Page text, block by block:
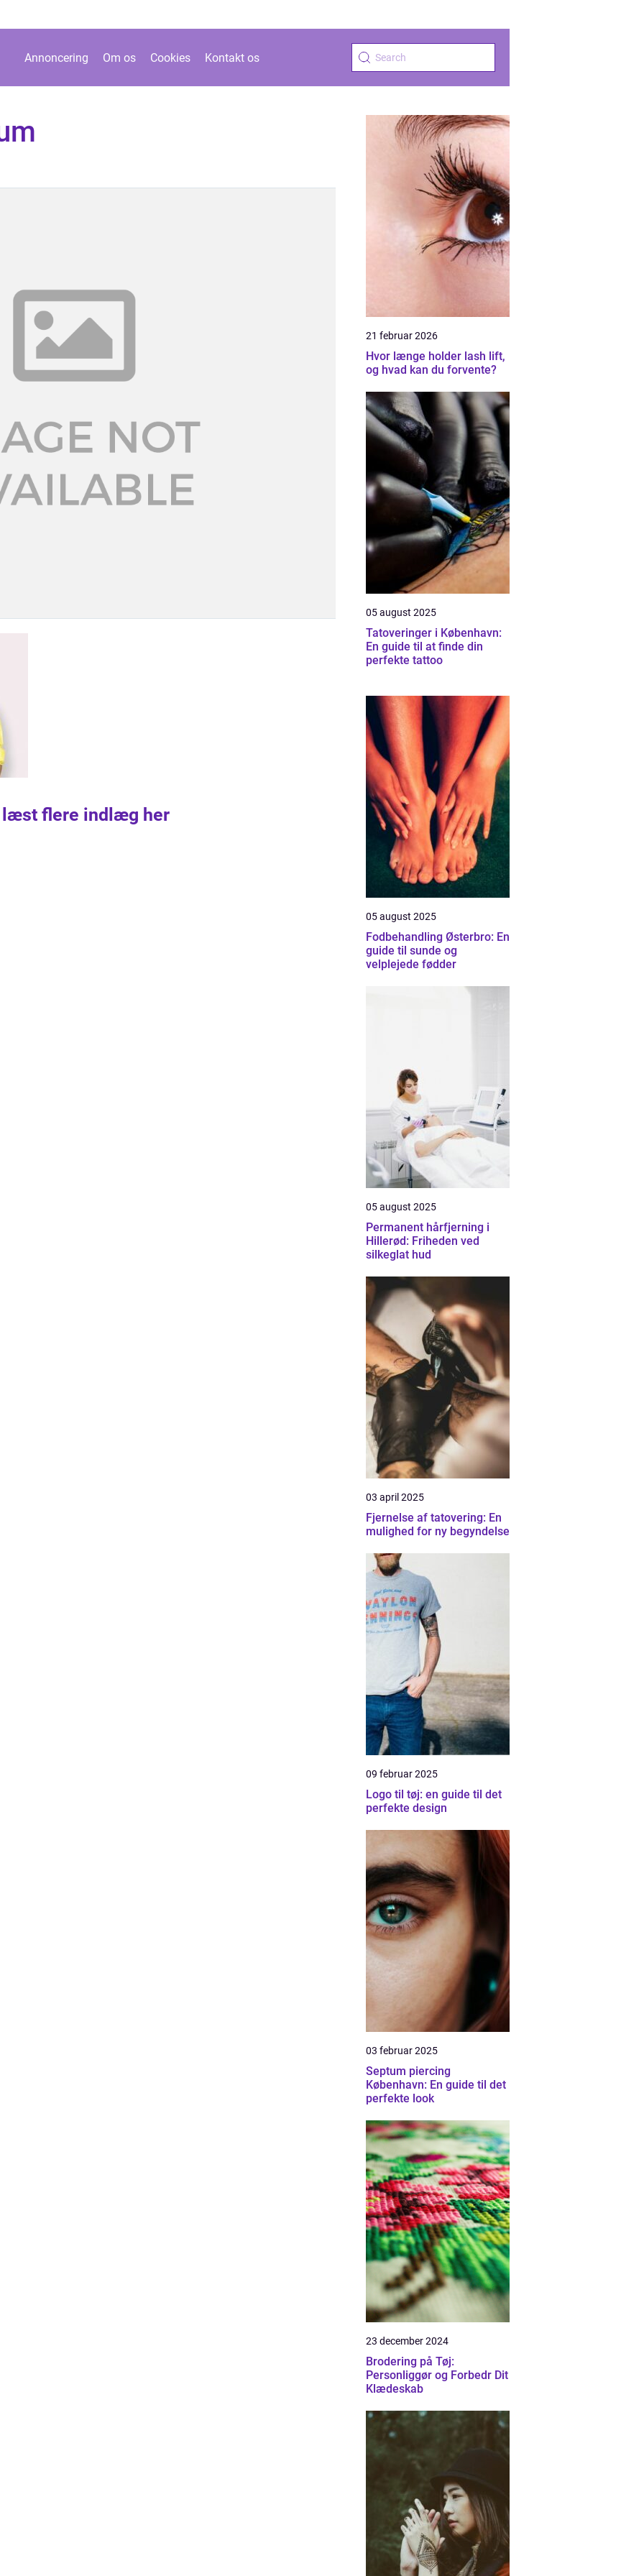
Annoncering Om os Cookies Kontakt os
læst flere indlæg her
21 februar 2026
Hvor længe holder lash lift,
og hvad kan du forvente?
05 august 2025
Tatoveringer i København:
En guide til at finde din
perfekte tattoo
05 august 2025
Fodbehandling Østerbro: En
guide til sunde og
velplejede fødder
05 august 2025
Permanent hårfjerning i
Hillerød: Friheden ved
silkeglat hud
03 april 2025
Fjernelse af tatovering: En
mulighed for ny begyndelse
09 februar 2025
Logo til tøj: en guide til det
perfekte design
03 februar 2025
Septum piercing
København: En guide til det
perfekte look
23 december 2024
Brodering på Tøj:
Personliggør og Forbedr Dit
Klædeskab